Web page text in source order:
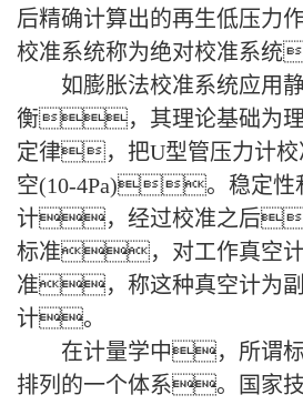
后精确计算出的再生低压力
校准系统称为绝对校准系
如膨胀法校准系统应用
衡，其理论基础为理
定律，把U型管压力计校
空(10-4Pa)。稳定性
计，经过校准之后
标准，对工作真空计
准，称这种真空计为
计。
在计量学中，所谓标
排列的一个体系。国家